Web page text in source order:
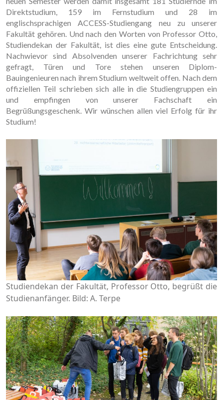
Direktstudium, 159 im Fernstudium und 28 im
englischsprachigen ACCESS-Studiengang neu zu unserer
Fakultät gehören. Und nach den Worten von Professor Otto,
Studiendekan der Fakultät, ist dies eine gute Entscheidung.
Nachwievor sind Absolvenden unserer Fachrichtung sehr
gefragt, Türen und Tore stehen unseren Diplom-
Bauingenieuren nach ihrem Studium weltweit offen. Nach dem
offiziellen Teil schrieben sich alle in die Studiengruppen ein
und empfingen von unserer Fachschaft ein
Begrüßungsgeschenk. Wir wünschen allen viel Erfolg für ihr
Studium!
Studiendekan der Fakultät, Professor Otto, begrüßt die
Studienanfänger. Bild: A. Terpe